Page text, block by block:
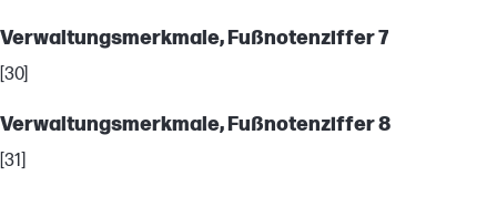
Verwaltungsmerkmale, Fußnotenziffer 7
[30]
Verwaltungsmerkmale, Fußnotenziffer 8
[31]